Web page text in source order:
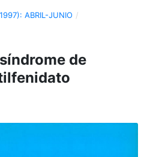
ABRIL-JUNIO /
de